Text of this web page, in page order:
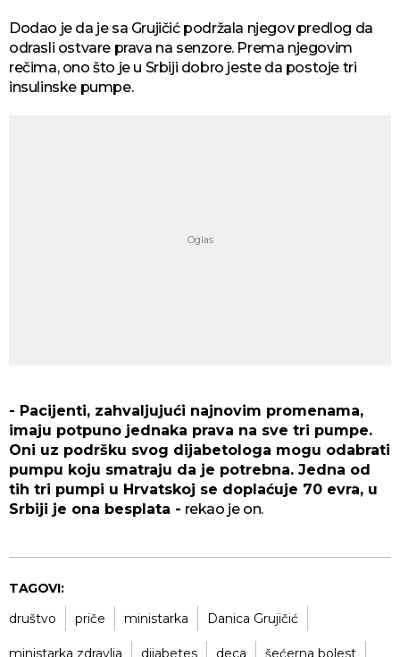
Dodao je da je sa Grujičić podržala njegov predlog da
odrasli ostvare prava na senzore. Prema njegovim
rečima, ono što je u Srbiji dobro jeste da postoje tri
insulinske pumpe.
- Pacijenti, zahvaljujući najnovim promenama,
imaju potpuno jednaka prava na sve tri pumpe.
Oni uz podršku svog dijabetologa mogu odabrati
pumpu koju smatraju da je potrebna. Jedna od
tih tri pumpi u Hrvatskoj se doplaćuje 70 evra, u
Srbiji je ona besplata - rekao je on.
TAGOVI:
društvo
priče ministarka Danica Grujičić
ministarka zdravlja dijabetes deca šećerna bolest